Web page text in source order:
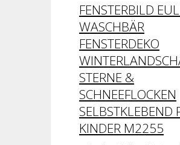
FENSTERBILD
WASCHBÄR
FENSTERDEKO
STERNE &
SCHNEEFLOCKEN
SELBSTKLEBEND
KINDER M2255